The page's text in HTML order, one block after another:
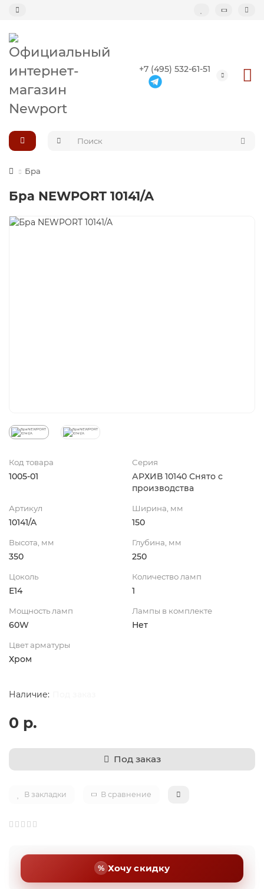
+7 (495) 532-61-51
Назад
Подвесные светильники
Потолочные светильники
Светильник-кольцо
Композиции светильников
Бра
Бра NEWPORT 10141/A
Код товара
1005-01
Серия
АРХИВ 10140 Снято с
производства
Артикул
10141/A
Ширина, мм
150
Высота, мм
350
Глубина, мм
250
Цоколь
Е14
Количество ламп
1
Мощность ламп
60W
Лампы в комплекте
Нет
Цвет арматуры
Хром
0 р.
Под заказ
В закладки В сравнение
Хочу скидку